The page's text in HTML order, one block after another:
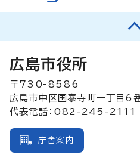
広島市役所
〒730-8586
広島市中区国泰寺町一丁目6
代表電話：082-245-2111
庁舎案内